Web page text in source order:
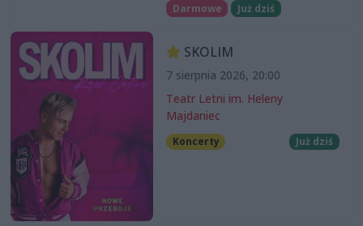
Darmowe
Już dziś
SKOLIM
7 sierpnia 2026, 20:00
Teatr Letni im. Heleny
Majdaniec
Koncerty Już dziś